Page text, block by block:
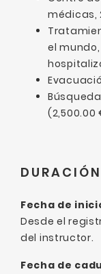
médicas,
el
(2,500.00
Fecha de
Desde el
del instructor.
Fecha de